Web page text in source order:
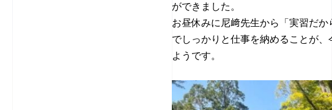
ができました。
お昼休みに尼﨑先生から「実習だ
でしっかりと仕事を納めることが
ようです。